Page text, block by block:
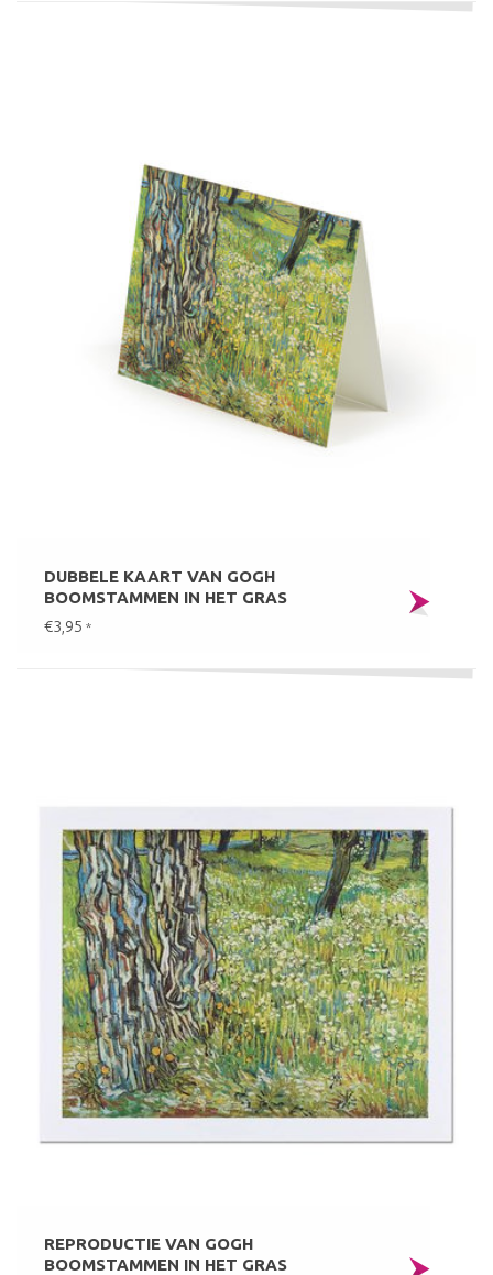
DUBBELE KAART VAN GOGH
BOOMSTAMMEN IN HET GRAS
€3,95 *
REPRODUCTIE VAN GOGH
BOOMSTAMMEN IN HET GRAS